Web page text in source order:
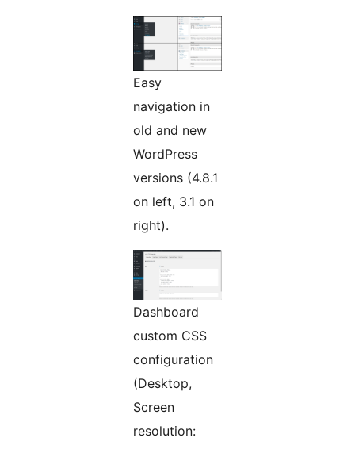
Easy
navigation in
old and new
WordPress
versions (4.8.1
on left, 3.1 on
right).
Dashboard
custom CSS
configuration
(Desktop,
Screen
resolution: